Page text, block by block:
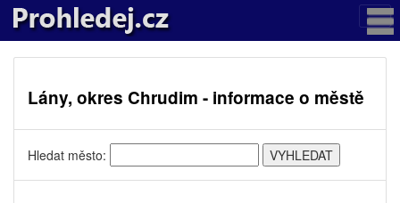
Lány, okres Chrudim - informace o městě
Hledat město: